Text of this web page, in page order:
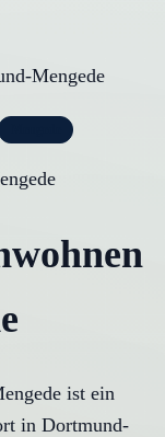
Mengede
ist ein
in Dortmund-